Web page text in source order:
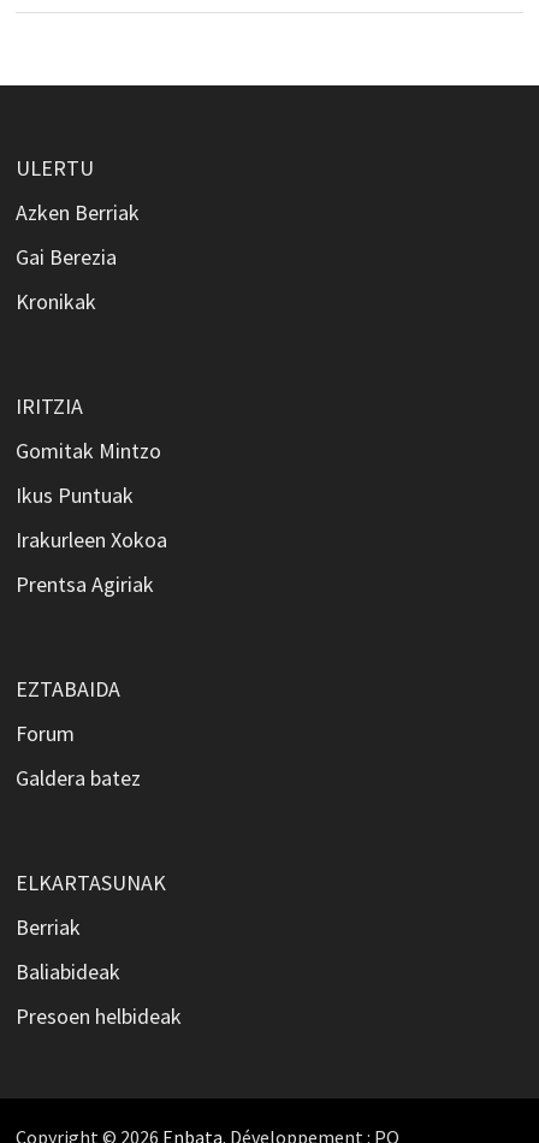
ULERTU
Azken Berriak
Gai Berezia
Kronikak
IRITZIA
Gomitak Mintzo
Ikus Puntuak
Irakurleen Xokoa
Prentsa Agiriak
EZTABAIDA
Forum
Galdera batez
ELKARTASUNAK
Berriak
Baliabideak
Presoen helbideak
Copyright © 2026 Enbata. Développement : PO